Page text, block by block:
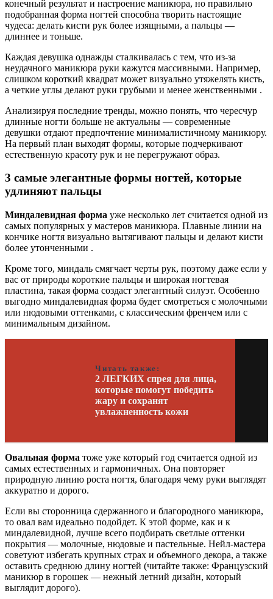
конечный результат и настроение маникюра, но правильно
подобранная форма ногтей способна творить настоящие
чудеса: делать кисти рук более изящными, а пальцы —
длиннее и тоньше.
Каждая девушка однажды сталкивалась с тем, что из-за
неудачного маникюра руки кажутся массивными. Например,
слишком короткий квадрат может визуально утяжелять кисть,
а четкие углы делают руки грубыми и менее женственными .
Анализируя последние тренды, можно понять, что чересчур
длинные ногти больше не актуальны — современные
девушки отдают предпочтение минималистичному маникюру.
На первый план выходят формы, которые подчеркивают
естественную красоту рук и не перегружают образ.
3 самые элегантные формы ногтей, которые
удлиняют пальцы
Миндалевидная форма уже несколько лет считается одной из
самых популярных у мастеров маникюра. Плавные линии на
кончике ногтя визуально вытягивают пальцы и делают кисти
более утонченными .
Кроме того, миндаль смягчает черты рук, поэтому даже если у
вас от природы короткие пальцы и широкая ногтевая
пластина, такая форма создаст элегантный силуэт. Особенно
выгодно миндалевидная форма будет смотреться с молочными
или нюдовыми оттенками, с классическим френчем или с
минимальным дизайном.
Читать также:
2 ЛЕГКИХ спрея для лица,
которые помогут победить
жару и сохранят
увлажненность кожи
Овальная форма тоже уже который год считается одной из
самых естественных и гармоничных. Она повторяет
природную линию роста ногтя, благодаря чему руки выглядят
аккуратно и дорого.
Если вы сторонница сдержанного и благородного маникюра,
то овал вам идеально подойдет. К этой форме, как и к
миндалевидной, лучше всего подбирать светлые оттенки
покрытия — молочные, нюдовые и пастельные. Нейл-мастера
советуют избегать крупных страх и объемного декора, а также
оставить среднюю длину ногтей (читайте также: Французский
маникюр в горошек — нежный летний дизайн, который
выглядит дорого).